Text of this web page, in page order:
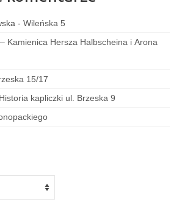
- Wileńska 5
Kamienica Hersza Halbscheina i Arona
15/17
Historia kapliczki ul. Brzeska 9